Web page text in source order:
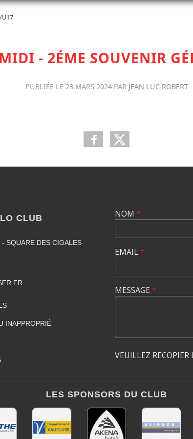
- 2ÉME SOUVENIR
PUBLIÉE LE 23 MARS 2024PAR JEAN LUC ROBERT
CLUB
SQUARE DES CIGALES
INAPPROPRIÉ
NOM *
EMAIL*
MESSAGE *
VEUILLEZ RECOPIER
LES SPONSORS DU CLUB